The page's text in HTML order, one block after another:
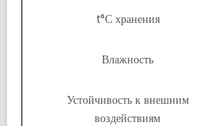
t°С хранения
Влажность
Устойчивость к внешним
воздействиям